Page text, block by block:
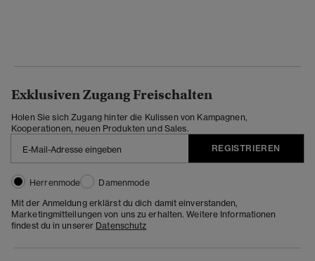
Exklusiven Zugang Freischalten
Holen Sie sich Zugang hinter die Kulissen von Kampagnen,
Kooperationen, neuen Produkten und Sales.
REGISTRIEREN
Herrenmode
Damenmode
Mit der Anmeldung erklärst du dich damit einverstanden,
Marketingmitteilungen von uns zu erhalten. Weitere Informationen
findest du in unserer Datenschutz